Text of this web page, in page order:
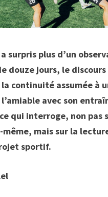
a surpris plus d’un
douze jours, le
continuité assumée à
avec son
qui interroge, non pas
mais sur la
sportif.